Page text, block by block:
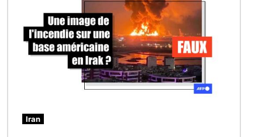
Iran